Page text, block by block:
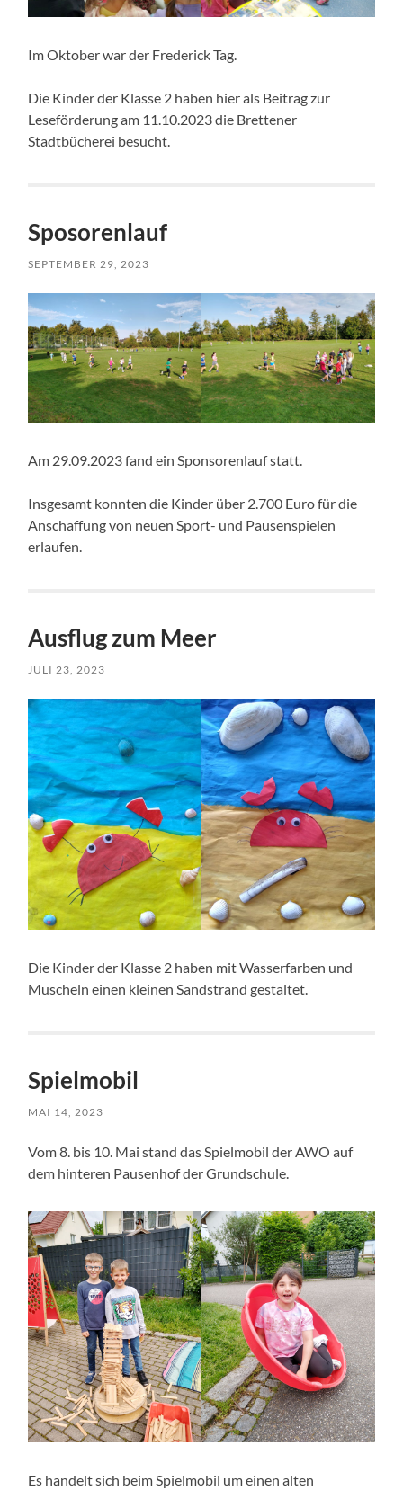
Im Oktober war der Frederick Tag.
Die Kinder der Klasse 2 haben hier als Beitrag zur
Leseförderung am 11.10.2023 die Brettener
Stadtbücherei besucht.
Sposorenlauf
SEPTEMBER 29, 2023
Am 29.09.2023 fand ein Sponsorenlauf statt.
Insgesamt konnten die Kinder über 2.700 Euro für die
Anschaffung von neuen Sport- und Pausenspielen
erlaufen.
Ausflug zum Meer
JULI 23, 2023
Die Kinder der Klasse 2 haben mit Wasserfarben und
Muscheln einen kleinen Sandstrand gestaltet.
Spielmobil
MAI 14, 2023
Vom 8. bis 10. Mai stand das Spielmobil der AWO auf
dem hinteren Pausenhof der Grundschule.
Es handelt sich beim Spielmobil um einen alten